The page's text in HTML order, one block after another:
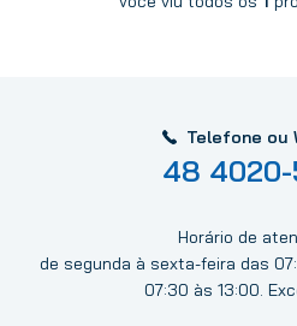
Telefone ou
48
Horário de
de segunda à sexta-feira das
07:30 às 13:00.